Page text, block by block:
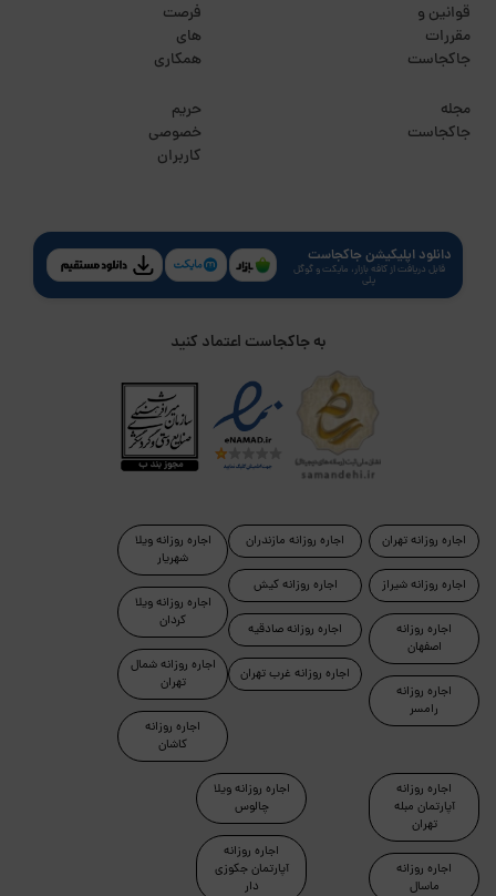
قوانین و
مقررات
جاکجاست
مجله
جاکجاست
فرصت
های
همکاری
حریم
خصوصی
کاربران
دانلود اپلیکیشن جاکجاست
قابل دریافت از کافه بازار، مایکت و گوگل
پلی
به جاکجاست اعتماد کنید
اجاره روزانه تهران
اجاره روزانه شیراز
اجاره روزانه
اصفهان
اجاره روزانه
رامسر
اجاره روزانه مازندران
اجاره روزانه کیش
اجاره روزانه صادقیه
اجاره روزانه غرب تهران
اجاره روزانه ویلا
شهریار
اجاره روزانه ویلا
کردان
اجاره روزانه شمال
تهران
اجاره روزانه
کاشان
اجاره روزانه
آپارتمان مبله
تهران
اجاره روزانه
ماسال
اجاره روزانه ویلا
چالوس
اجاره روزانه
آپارتمان جکوزی
دار